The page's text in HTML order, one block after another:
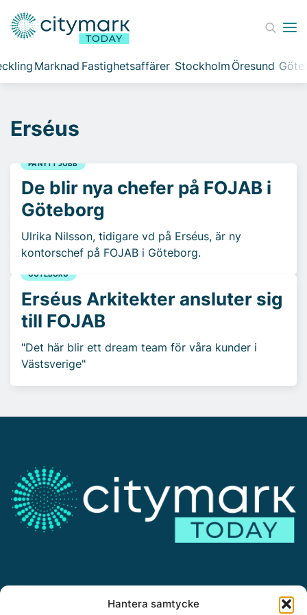
Hantera samtycke
Marknad Fastighetsaffärer Stockholm Öresund
Erséus
PÅ NYTT JOBB
De blir nya chefer på FOJAB i
Göteborg
Ulrika Nilsson, tidigare vd på Erséus, är ny
kontorschef på FOJAB i Göteborg.
GÖTEBORG
Erséus Arkitekter ansluter sig
till FOJAB
"Det här blir ett dream team för våra kunder i
Västsverige"